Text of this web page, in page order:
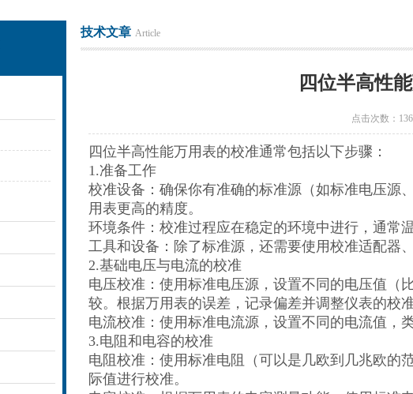
技术文章 Article
四位半高性
点击次数：
四位半高性能万用表的校准通常包括以下步骤：
1.准备工作
校准设备：确保你有准确的标准源（如标准电压源
用表更高的精度。
环境条件：校准过程应在稳定的环境中进行，通常
工具和设备：除了标准源，还需要使用校准适配器
2.基础电压与电流的校准
电压校准：使用标准电压源，设置不同的电压值（
较。根据万用表的误差，记录偏差并调整仪表的校
电流校准：使用标准电流源，设置不同的电流值，
3.电阻和电容的校准
电阻校准：使用标准电阻（可以是几欧到几兆欧的
际值进行校准。